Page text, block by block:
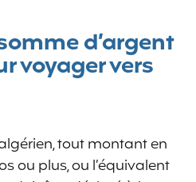
d’argent
voyager vers
tout montant en
ou plus, ou l’équivalent